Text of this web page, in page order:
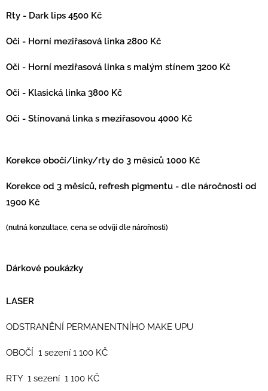
Rty - Dark lips 4500 Kč
Oči - Horní meziřasová linka 2800 Kč
Oči - Horní meziřasová linka s malým stínem 3200 Kč
Oči - Klasická linka 3800 Kč
Oči - Stínovaná linka s meziřasovou 4000 Kč
Korekce obočí/linky/rty do 3 měsíců 1000 Kč
Korekce od 3 měsíců, refresh pigmentu - dle náročnosti od
1900 Kč
(nutná konzultace, cena se odvíjí dle nárořnosti)
Dárkové poukázky
LASER
ODSTRANĚNÍ PERMANENTNÍHO MAKE UPU
OBOČÍ 1 sezení 1 100 KČ
RTY 1 sezení 1 100 KČ